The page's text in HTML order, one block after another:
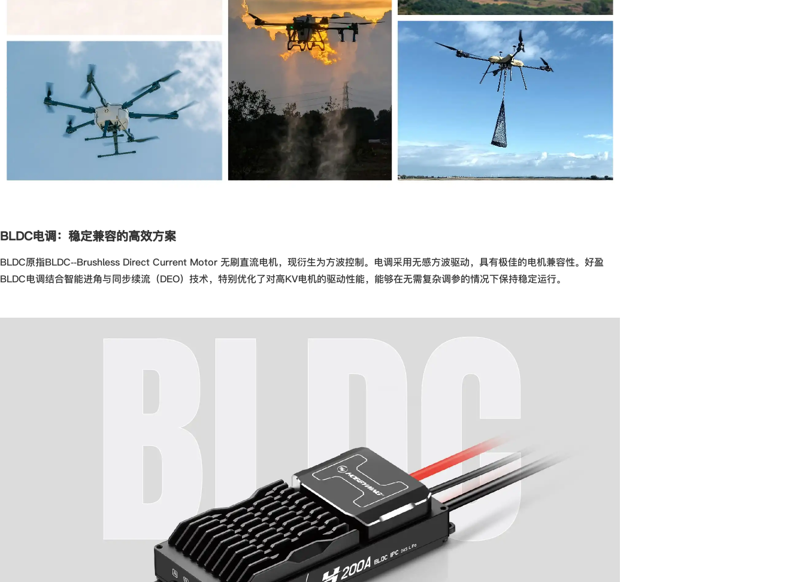
BLDC电调：稳定兼容的高效方案
BLDC原指BLDC--Brushless Direct Current Motor 无刷直流电机，现衍生为方波控制。电调采用无感方波驱动，具有极佳的电机兼容性。好盈
BLDC电调结合智能进角与同步续流（DEO）技术，特别优化了对高KV电机的驱动性能，能够在无需复杂调参的情况下保持稳定运行。